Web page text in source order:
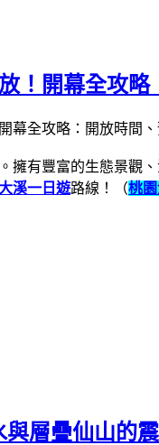
！開幕全攻
擁有豐富的生態景觀
大溪一日遊路線！（桃
層疊仙山的